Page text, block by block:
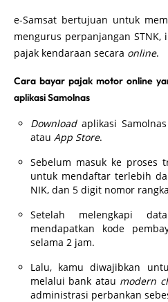
e-Samsat bertujuan untuk
mengurus perpanjangan STNK,
pajak kendaraan secara online.
Cara bayar pajak motor online
aplikasi Samolnas
Downloadaplikasi
atau App Store.
Sebelum masuk ke proses
untuk mendaftar terlebih
NIK, dan 5 digit nomor
Setelah melengkapi
mendapatkan kode
selama 2 jam.
Lalu, kamu diwajibkan
melalui bank atau modern
administrasi perbankan